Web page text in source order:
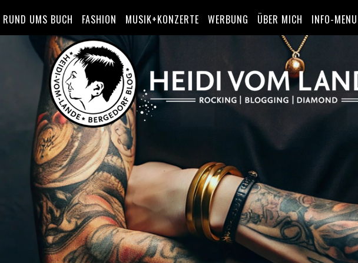
RUND UMS BUCH FASHION MUSIK+KONZERTE WERBUNG ÜBER MICH INFO-